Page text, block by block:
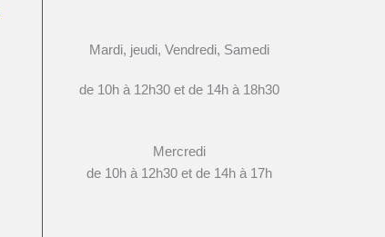
Mardi, jeudi, Vendredi, Samedi
de 10h à 12h30 et de 14h à 18h30
Mercredi
de 10h à 12h30 et de 14h à 17h